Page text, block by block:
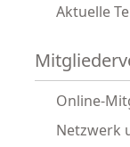
Aktuelle
Online-
Netzwerk